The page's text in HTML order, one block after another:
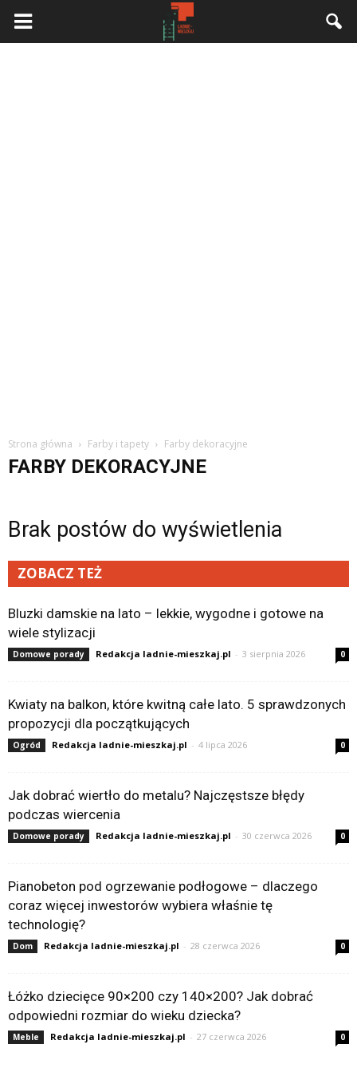
Strona główna Farby i tapety Farby dekoracyjne
FARBY DEKORACYJNE
Brak postów do wyświetlenia
ZOBACZ TEŻ
Bluzki damskie na lato – lekkie, wygodne i gotowe na
wiele stylizacji
Domowe porady Redakcja ladnie-mieszkaj.pl - 3 sierpnia 2026 0
Kwiaty na balkon, które kwitną całe lato. 5 sprawdzonych
propozycji dla początkujących
Ogród Redakcja ladnie-mieszkaj.pl - 4 lipca 2026 0
Jak dobrać wiertło do metalu? Najczęstsze błędy
podczas wiercenia
Domowe porady Redakcja ladnie-mieszkaj.pl - 30 czerwca 2026 0
Pianobeton pod ogrzewanie podłogowe – dlaczego
coraz więcej inwestorów wybiera właśnie tę
technologię?
Dom Redakcja ladnie-mieszkaj.pl - 28 czerwca 2026 0
Łóżko dziecięce 90×200 czy 140×200? Jak dobrać
odpowiedni rozmiar do wieku dziecka?
Meble Redakcja ladnie-mieszkaj.pl - 27 czerwca 2026 0